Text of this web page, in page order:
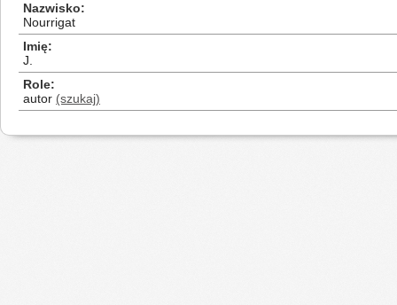
Nazwisko
Nourrigat
Imię
J.
Role
autor (szukaj)